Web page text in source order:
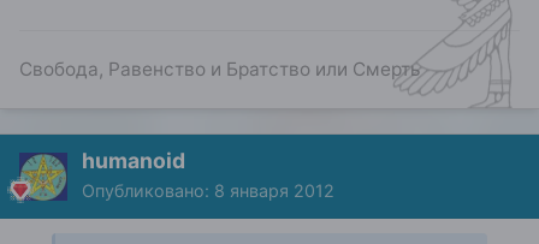
Свобода, Равенство и Братство или Смерть
humanoid
Опубликовано: 8 января 2012